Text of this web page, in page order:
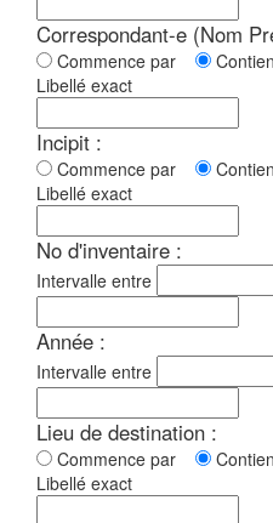
Correspondant-e (Nom
Commence par
Libellé exact
Incipit :
Commence par
Libellé exact
No d'inventaire :
Intervalle entre
Année :
Intervalle entre
Lieu de destination :
Commence par
Libellé exact